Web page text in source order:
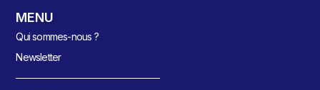
MENU
Qui sommes-nous ?
Newsletter